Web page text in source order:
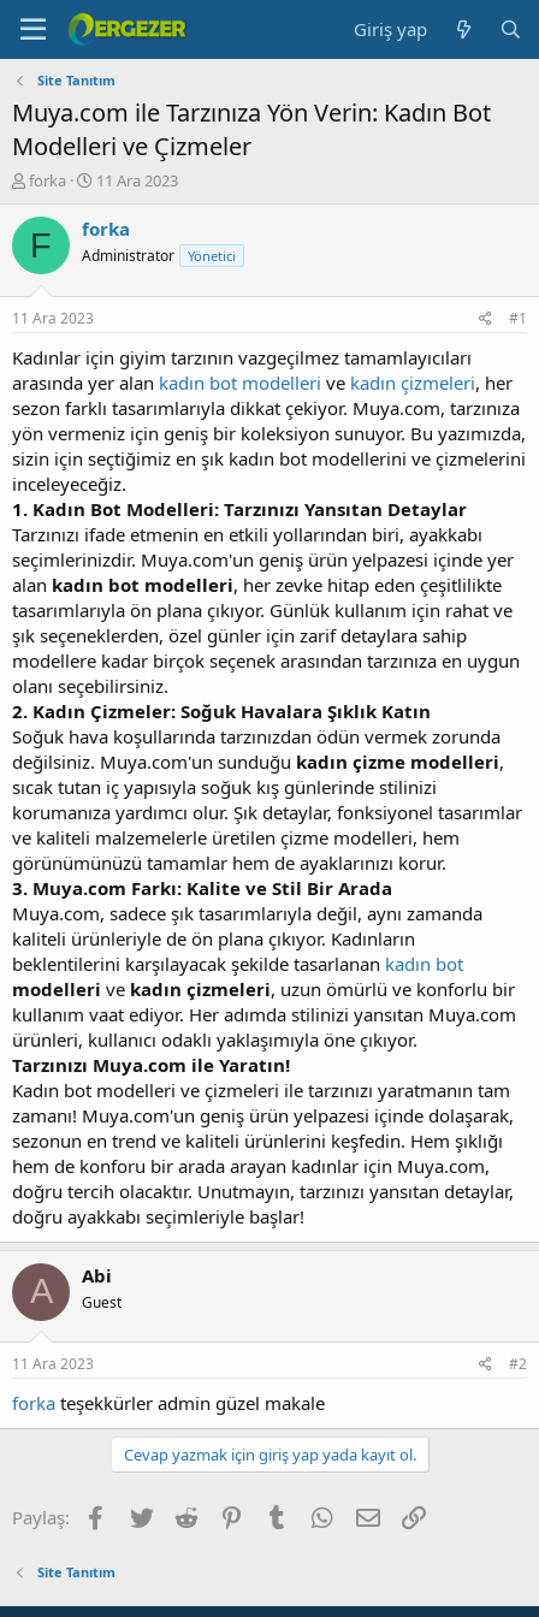
Giriş yap
Site Tanıtım
Muya.com ile Tarzınıza Yön Verin: Kadın Bot
Modelleri ve Çizmeler
K
n
b
u
u
b
a
l
a
t
a
n
forka
B
ş
l
a
ç
t
a
r
i
h
i
11 Ara 2023
F forka
Administrator Yönetici
11 Ara 2023 #1
Kadınlar için giyim tarzının vazgeçilmez tamamlayıcıları
arasında yer alan kadın bot modelleri ve kadın çizmeleri, her
sezon farklı tasarımlarıyla dikkat çekiyor. Muya.com, tarzınıza
yön vermeniz için geniş bir koleksiyon sunuyor. Bu yazımızda,
sizin için seçtiğimiz en şık kadın bot modellerini ve çizmelerini
inceleyeceğiz.
1. Kadın Bot Modelleri: Tarzınızı Yansıtan Detaylar
Tarzınızı ifade etmenin en etkili yollarından biri, ayakkabı
seçimlerinizdir. Muya.com'un geniş ürün yelpazesi içinde yer
alan kadın bot modelleri, her zevke hitap eden çeşitlilikte
tasarımlarıyla ön plana çıkıyor. Günlük kullanım için rahat ve
şık seçeneklerden, özel günler için zarif detaylara sahip
modellere kadar birçok seçenek arasından tarzınıza en uygun
olanı seçebilirsiniz.
2. Kadın Çizmeler: Soğuk Havalara Şıklık Katın
Soğuk hava koşullarında tarzınızdan ödün vermek zorunda
değilsiniz. Muya.com'un sunduğu kadın çizme modelleri,
sıcak tutan iç yapısıyla soğuk kış günlerinde stilinizi
korumanıza yardımcı olur. Şık detaylar, fonksiyonel tasarımlar
ve kaliteli malzemelerle üretilen çizme modelleri, hem
görünümünüzü tamamlar hem de ayaklarınızı korur.
3. Muya.com Farkı: Kalite ve Stil Bir Arada
Muya.com, sadece şık tasarımlarıyla değil, aynı zamanda
kaliteli ürünleriyle de ön plana çıkıyor. Kadınların
beklentilerini karşılayacak şekilde tasarlanan kadın bot
modelleri ve kadın çizmeleri, uzun ömürlü ve konforlu bir
kullanım vaat ediyor. Her adımda stilinizi yansıtan Muya.com
ürünleri, kullanıcı odaklı yaklaşımıyla öne çıkıyor.
Tarzınızı Muya.com ile Yaratın!
Kadın bot modelleri ve çizmeleri ile tarzınızı yaratmanın tam
zamanı! Muya.com'un geniş ürün yelpazesi içinde dolaşarak,
sezonun en trend ve kaliteli ürünlerini keşfedin. Hem şıklığı
hem de konforu bir arada arayan kadınlar için Muya.com,
doğru tercih olacaktır. Unutmayın, tarzınızı yansıtan detaylar,
doğru ayakkabı seçimleriyle başlar!
A Abi
Guest
11 Ara 2023 #2
forka teşekkürler admin güzel makale
Cevap yazmak için giriş yap yada kayıt ol.
Paylaş: Facebook
Twitter Reddit PinterestTumblr WhatsApp
E-posta
Site Tanıtım